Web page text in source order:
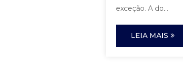
exceção. A do...
LEIA MAIS